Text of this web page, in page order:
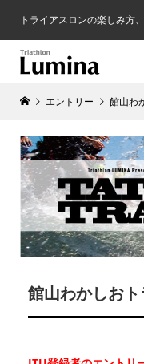
トライアスロンの楽しみ方
エントリー 館山わ
館山わかしお